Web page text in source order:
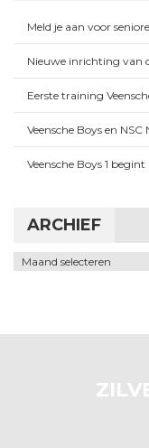
Meld je aan voor
Nieuwe inrichting van
Eerste training
Veensche Boys en
Veensche Boys 1
ARCHIEF
Archief